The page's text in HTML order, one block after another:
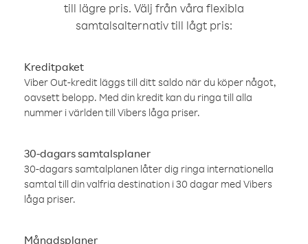
till lägre pris. Välj från våra flexibla
samtalsalternativ till lågt pris:
Kreditpaket
Viber Out-kredit läggs till ditt saldo när du köper något,
oavsett belopp. Med din kredit kan du ringa till alla
nummer i världen till Vibers låga priser.
30-dagars samtalsplaner
30-dagars samtalplanen låter dig ringa internationella
samtal till din valfria destination i 30 dagar med Vibers
låga priser.
Månadsplaner